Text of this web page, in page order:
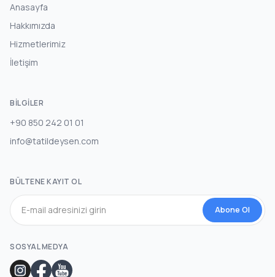
Anasayfa
Hakkımızda
Hizmetlerimiz
İletişim
BILGILER
+90 850 242 01 01
info@tatildeysen.com
BÜLTENE KAYIT OL
Abone Ol
SOSYAL MEDYA